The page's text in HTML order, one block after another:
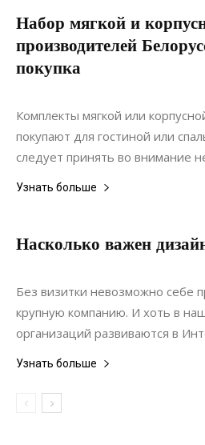
Набор мягкой и
производителей
покупка
23.11.2020
Комплекты мягкой или
покупают для гостиной или
следует принять во внимание
Узнать больше
Насколько важен
08.06.2020
Без визитки невозможно себе
крупную компанию. И хоть в
организаций развиваются в
Узнать больше